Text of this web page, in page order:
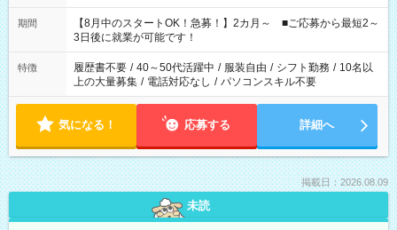
と休みを合わせたい」 「余裕を持って夕飯の準備がしたい」
「できれば残業はしたくない」 など、ご希望を教えてください
ね。 ※Wワーク希望の方へ 今ご覧のお仕事で希望する勤務時間
と、もう1つのお仕事の勤務時間。 合計で週40時間を超える場
合は応募できません。
期間
【8月中のスタートOK！急募！】2カ月～ ■ご応募から最短2～
3日後に就業が可能です！
特徴 履歴書不要 / 40～50代活躍中 / 服装自由 / シフト勤務 / 10名以
上の大量募集 / 電話対応なし / パソコンスキル不要
気になる！ 応募する 詳細へ
掲載日：2026.08.09
未読